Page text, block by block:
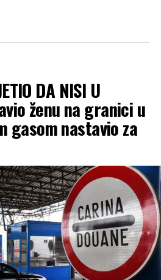
DA NISI U
ženu na granici u
gasom nastavio za